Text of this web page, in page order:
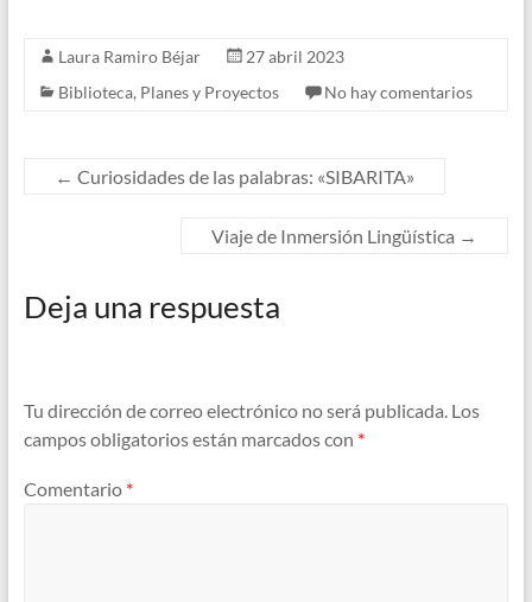
Laura Ramiro Béjar
27 abril 2023
Biblioteca, Planes y Proyectos No hay comentarios
← Curiosidades de las palabras: «SIBARITA»
Viaje de Inmersión Lingüística →
Deja una respuesta
Tu dirección de correo electrónico no será publicada. Los
campos obligatorios están marcados con *
Comentario *